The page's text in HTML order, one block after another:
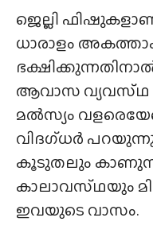
ജെല്ലി
ധാരാളം
ആവാസ വ്യവസ്‌ഥ
മൽസ്യം
വിദഗ്‌ധർ
കൂടുതലും
കാലാവസ്‌ഥയും
ഇവയുടെ വാസം.